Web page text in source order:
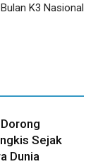
K3 Nasional
Sejak
Dunia